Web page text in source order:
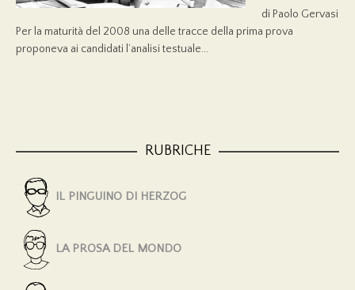
di Paolo Gervasi
Per la maturità del 2008 una delle tracce della prima prova
proponeva ai candidati l’analisi testuale...
RUBRICHE
IL PINGUINO DI HERZOG
LA PROSA DEL MONDO